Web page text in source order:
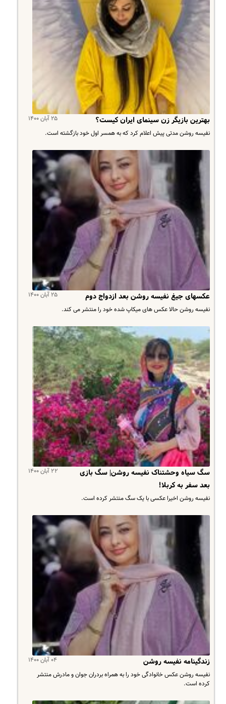
۲۵ آبان ۱۴۰۰ بهترین بازیگر زن سینمای ایران کیست؟
نفیسه روشن مدتی پیش اعلام کرد که به همسر اول خود بازگشته است.
۲۵ آبان ۱۴۰۰ عکسهای جیغ نفیسه روشن بعد ازدواج دوم
نفیسه روشن حالا عکس های میکاپ شده خود را منتشر می کند.
۲۲ آبان ۱۴۰۰
سگ سیاه وحشتناک نفیسه روشن| سگ بازی
بعد سفر به کربلا!
نفیسه روشن اخیرا عکسی با یک سگ منتشر کرده است.
۰۴ آبان ۱۴۰۰ زندگینامه نفیسه روشن
نفیسه روشن عکس خانوادگی خود را به همراه بردران جوان و مادرش منتشر
کرده است.